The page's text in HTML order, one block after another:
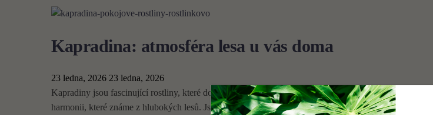
Kapradina: atmosféra lesa u vás doma
23 ledna, 2026 23 ledna, 2026
Kapradiny jsou fascinující rostliny, které dokážou přenést kousek lesa přímo do vašeho interiéru.
harmonii, které známe z hlubokých lesů. Jsou nejen krásné, ale také praktické rostliny, které